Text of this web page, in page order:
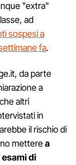
"extra"
ad
sospesi a
fa.
da parte
a
altri
in
il rischio di
metterea
di